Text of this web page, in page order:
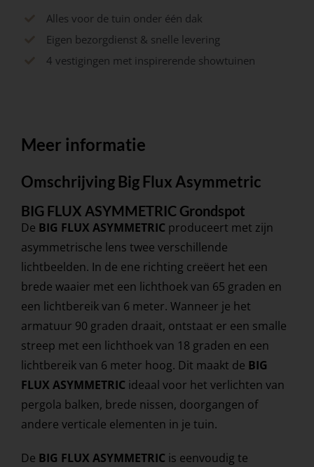
Alles voor de tuin onder één dak
Eigen bezorgdienst & snelle levering
4 vestigingen met inspirerende showtuinen
Meer informatie
Omschrijving Big Flux Asymmetric
BIG FLUX ASYMMETRIC Grondspot
De BIG FLUX ASYMMETRIC produceert met zijn
asymmetrische lens twee verschillende
lichtbeelden. In de ene richting creëert het een
brede waaier met een lichthoek van 65 graden en
een lichtbereik van 6 meter. Wanneer je het
armatuur 90 graden draait, ontstaat er een smalle
streep met een lichthoek van 18 graden en een
lichtbereik van 6 meter hoog. Dit maakt de BIG
FLUX ASYMMETRIC ideaal voor het verlichten van
pergola balken, brede nissen, doorgangen of
andere verticale elementen in je tuin.
De BIG FLUX ASYMMETRIC is eenvoudig te